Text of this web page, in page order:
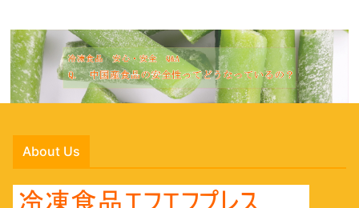
About Us